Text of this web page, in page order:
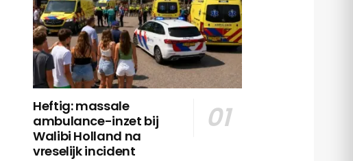
Heftig: massale
ambulance-inzet bij
Walibi Holland na
vreselijk incident